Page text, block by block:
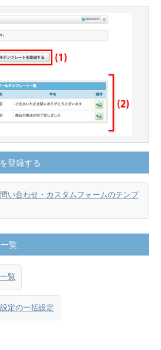
登録する
い合わせ・カスタムフォームのテンプ
覧
覧
定の一括設定